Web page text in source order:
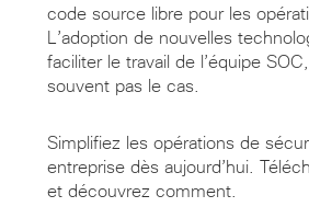
code source libre pour les
L’adoption de nouvelles
faciliter le travail de l’équipe
souvent pas le cas.
Simplifiez les opérations de
entreprise dès aujourd’hui.
et découvrez comment.